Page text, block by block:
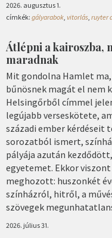
2026. augusztus 1.
címkék: gályarabok, vitorlás, ruyter
Átlépni a kairoszba,
maradnak
Mit gondolna Hamlet
bűnösnek magát el nem
Helsingőrből címmel
legújabb verseskötete,
századi ember kérdéseit
sorozatból ismert,
pályája azután
egyetemet. Ekkor
meghozott: huszonkét
színházról, hitről, a
szövegek
2026. július 31.